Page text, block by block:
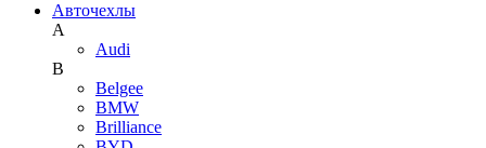
Авточехлы
A
Audi
B
Belgee
BMW
Brilliance